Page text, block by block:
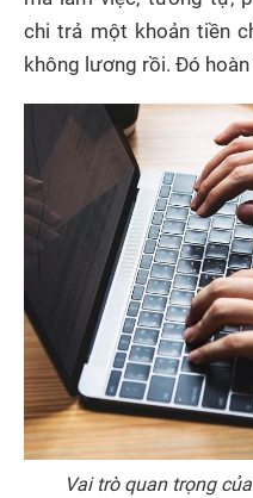
chi trả một khoản tiền
không lương rồi. Đó
Vai trò quan trọng